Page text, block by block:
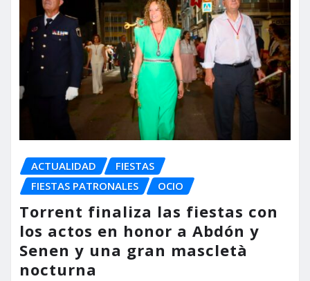
ACTUALIDAD
FIESTAS
FIESTAS PATRONALES
OCIO
Torrent finaliza las fiestas con
los actos en honor a Abdón y
Senen y una gran mascletà
nocturna